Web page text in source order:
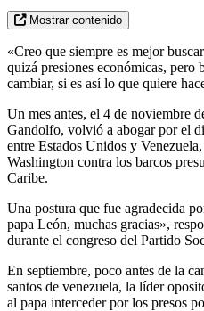
Mostrar contenido
«Creo que siempre es mejor
quizá presiones económicas, pero
cambiar, si es así lo que quiere
Un mes antes, el 4 de noviembre
Gandolfo, volvió a abogar por el
entre Estados Unidos y
Washington contra los barcos
Caribe.
Una postura que fue agradecida
papa León, muchas gracias»,
durante el congreso del Partido
En septiembre, poco antes de la
santos de venezuela, la líder
al papa interceder por los presos